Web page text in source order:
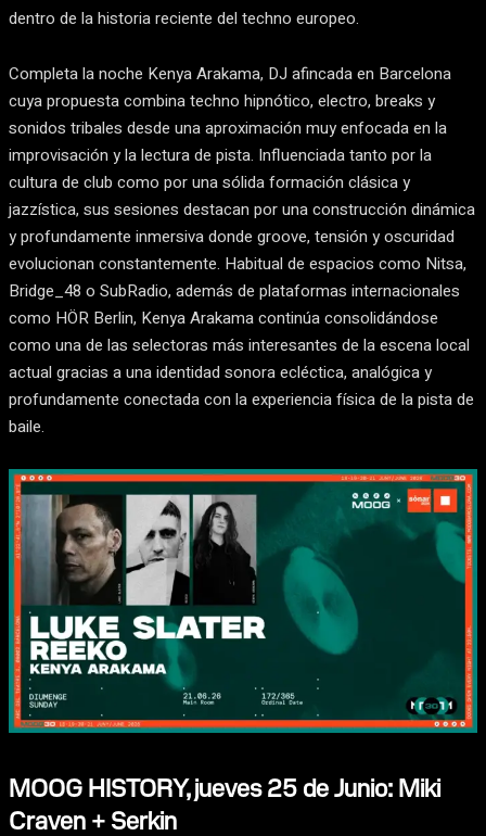
dentro de la historia reciente del techno europeo.
Completa la noche Kenya Arakama, DJ afincada en Barcelona
cuya propuesta combina techno hipnótico, electro, breaks y
sonidos tribales desde una aproximación muy enfocada en la
improvisación y la lectura de pista. Influenciada tanto por la
cultura de club como por una sólida formación clásica y
jazzística, sus sesiones destacan por una construcción dinámica
y profundamente inmersiva donde groove, tensión y oscuridad
evolucionan constantemente. Habitual de espacios como Nitsa,
Bridge_48 o SubRadio, además de plataformas internacionales
como HÖR Berlin, Kenya Arakama continúa consolidándose
como una de las selectoras más interesantes de la escena local
actual gracias a una identidad sonora ecléctica, analógica y
profundamente conectada con la experiencia física de la pista de
baile.
MOOG HISTORY, jueves 25 de Junio: Miki
Craven + Serkin